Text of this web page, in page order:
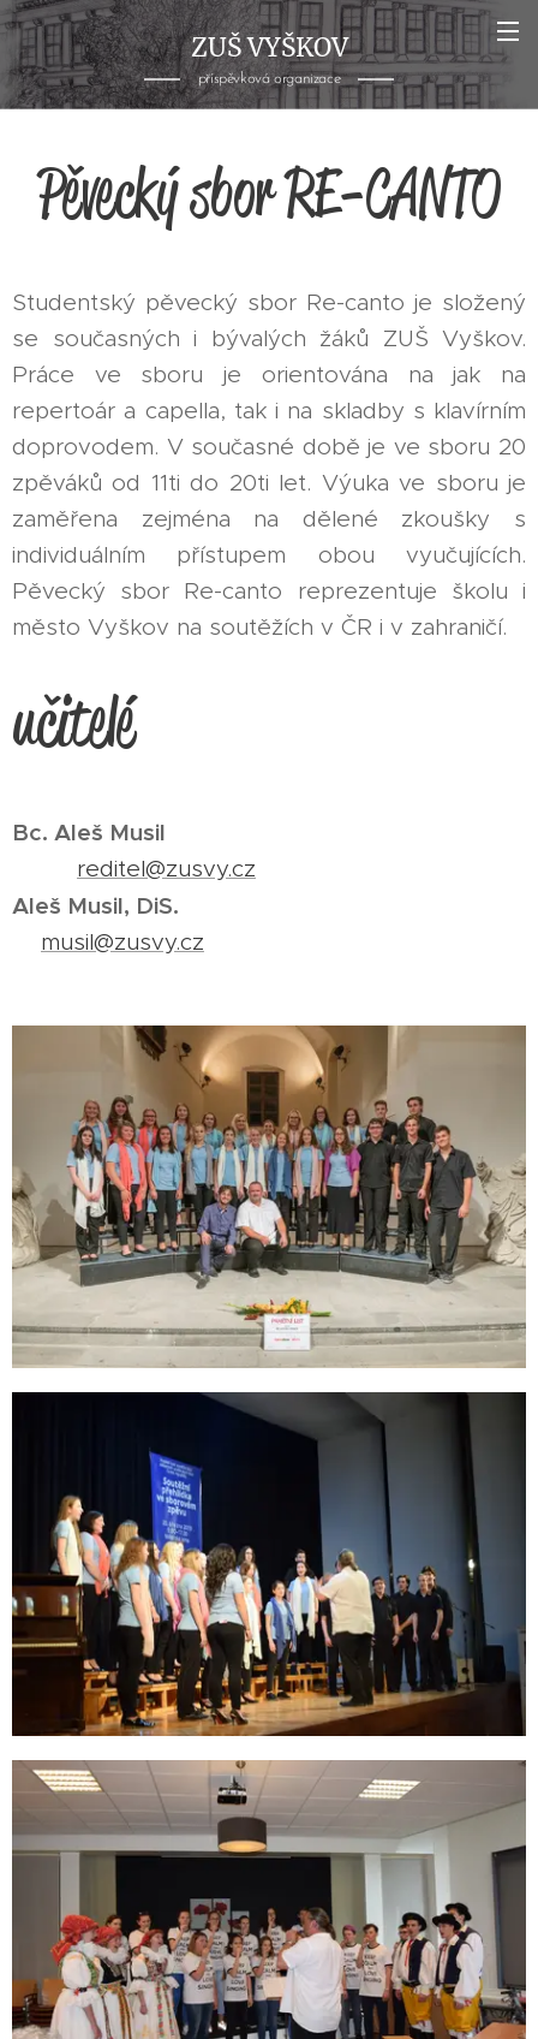
ZUŠ VYŠKOV
příspěvková organizace
Pěvecký sbor RE-CANTO
Studentský pěvecký sbor Re-canto je složený
se současných i bývalých žáků ZUŠ Vyškov.
Práce ve sboru je orientována na jak na
repertoár a capella, tak i na skladby s klavírním
doprovodem. V současné době je ve sboru 20
zpěváků od 11ti do 20ti let. Výuka ve sboru je
zaměřena zejména na dělené zkoušky s
individuálním přístupem obou vyučujících.
Pěvecký sbor Re-canto reprezentuje školu i
město Vyškov na soutěžích v ČR i v zahraničí.
učitelé
Bc. Aleš Musil
reditel@zusvy.cz
Aleš Musil, DiS.
musil@zusvy.cz